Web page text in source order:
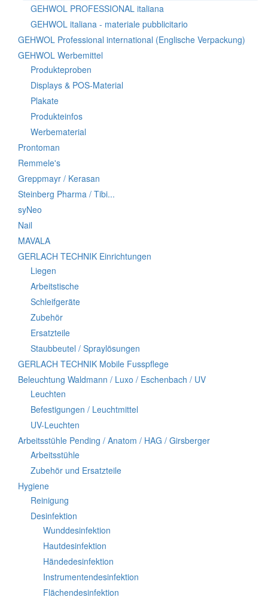
GEHWOL PROFESSIONAL italiana
GEHWOL italiana - materiale pubblicitario
GEHWOL Professional international (Englische Verpackung)
GEHWOL Werbemittel
Produkteproben
Displays & POS-Material
Plakate
Produkteinfos
Werbematerial
Prontoman
Remmele's
Greppmayr / Kerasan
Steinberg Pharma / Tibi...
syNeo
Nail
MAVALA
GERLACH TECHNIK Einrichtungen
Liegen
Arbeitstische
Schleifgeräte
Zubehör
Ersatzteile
Staubbeutel / Spraylösungen
GERLACH TECHNIK Mobile Fusspflege
Beleuchtung Waldmann / Luxo / Eschenbach / UV
Leuchten
Befestigungen / Leuchtmittel
UV-Leuchten
Arbeitsstühle Pending / Anatom / HAG / Girsberger
Arbeitsstühle
Zubehör und Ersatzteile
Hygiene
Reinigung
Desinfektion
Wunddesinfektion
Hautdesinfektion
Händedesinfektion
Instrumentendesinfektion
Flächendesinfektion